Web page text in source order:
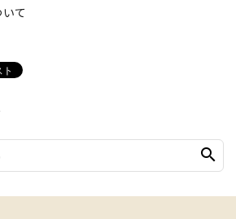
て
search